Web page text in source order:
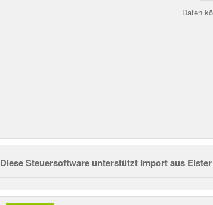
Daten
Diese Steuersoftware unterstützt Import aus